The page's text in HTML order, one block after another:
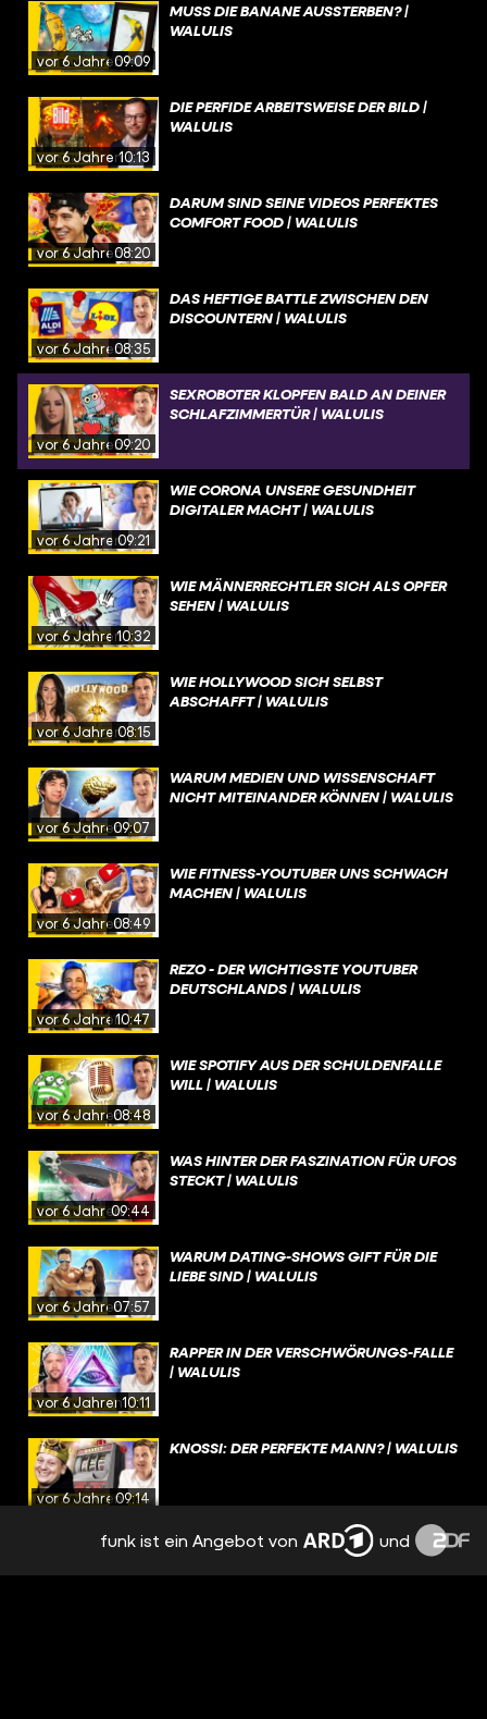
vor 6 Jahren09:09
MUSS DIE BANANE AUSSTERBEN? |
WALULIS
vor 6 Jahren10:13
DIE PERFIDE ARBEITSWEISE DER BILD |
WALULIS
vor 6 Jahren08:20
DARUM SIND SEINE VIDEOS PERFEKTES
COMFORT FOOD | WALULIS
vor 6 Jahren08:35
DAS HEFTIGE BATTLE ZWISCHEN DEN
DISCOUNTERN | WALULIS
vor 6 Jahren09:20
SEXROBOTER KLOPFEN BALD AN DEINER
SCHLAFZIMMERTÜR | WALULIS
vor 6 Jahren09:21
WIE CORONA UNSERE GESUNDHEIT
DIGITALER MACHT | WALULIS
vor 6 Jahren10:32
WIE MÄNNERRECHTLER SICH ALS OPFER
SEHEN | WALULIS
vor 6 Jahren08:15
WIE HOLLYWOOD SICH SELBST
ABSCHAFFT | WALULIS
vor 6 Jahren09:07
WARUM MEDIEN UND WISSENSCHAFT
NICHT MITEINANDER KÖNNEN | WALULIS
vor 6 Jahren08:49
WIE FITNESS-YOUTUBER UNS SCHWACH
MACHEN | WALULIS
vor 6 Jahren10:47
REZO - DER WICHTIGSTE YOUTUBER
DEUTSCHLANDS | WALULIS
vor 6 Jahren08:48
WIE SPOTIFY AUS DER SCHULDENFALLE
WILL | WALULIS
vor 6 Jahren09:44
WAS HINTER DER FASZINATION FÜR UFOS
STECKT | WALULIS
vor 6 Jahren07:57
WARUM DATING-SHOWS GIFT FÜR DIE
LIEBE SIND | WALULIS
vor 6 Jahren10:11
RAPPER IN DER VERSCHWÖRUNGS-FALLE
| WALULIS
vor 6 Jahren09:14
KNOSSI: DER PERFEKTE MANN? | WALULIS
DAS GEHEIMNIS HINTER DEM POKÉMON-
funk ist ein Angebot von und